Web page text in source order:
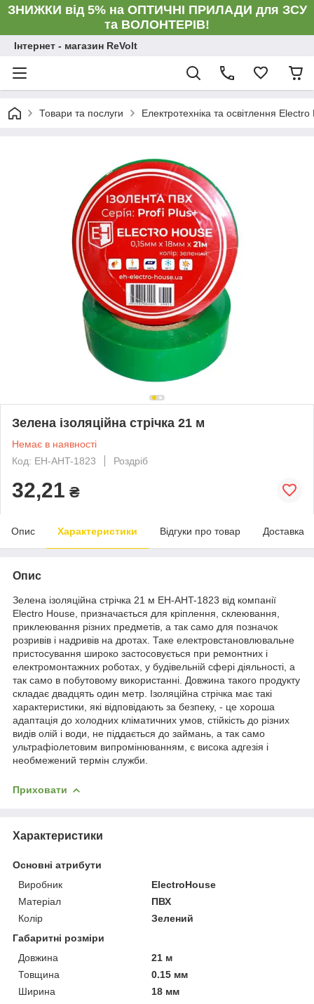
ЗНИЖКИ від 5% на ОПТИЧНІ ПРИЛАДИ для ЗСУ
та ВОЛОНТЕРІВ!
Інтернет - магазин ReVolt
Товари та послуги Електротехніка та освітлення
Зелена ізоляційна стрічка 21 м
Немає в наявності
Код: EH-AHT-1823
Роздріб
32,21 ₴
Опис Характеристики Відгуки про товар Доставка
Опис
Зелена ізоляційна стрічка 21 м EH-AHT-1823 від компанії
Electro House, призначається для кріплення, склеювання,
приклеювання різних предметів, а так само для позначок
розривів і надривів на дротах. Таке електровстановлювальне
пристосування широко застосовується при ремонтних і
електромонтажних роботах, у будівельній сфері діяльності, а
так само в побутовому використанні. Довжина такого продукту
складає двадцять один метр. Ізоляційна стрічка має такі
характеристики, які відповідають за безпеку, - це хороша
адаптація до холодних кліматичних умов, стійкість до різних
видів олій і води, не піддається до займань, а так само
ультрафіолетовим випромінюванням, є висока адгезія і
необмежений термін служби.
Приховати
Характеристики
Основні атрибути
Виробник
ElectroHouse
Матеріал
ПВХ
Колір
Зелений
Габаритні розміри
Довжина
21 м
Товщина
0.15 мм
Ширина
18 мм